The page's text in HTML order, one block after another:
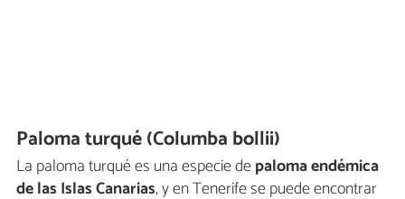
Paloma turqué (Columba bollii)
La paloma turqué es una especie depaloma endémica
de las Islas Canarias, y en Tenerife se puede encontrar